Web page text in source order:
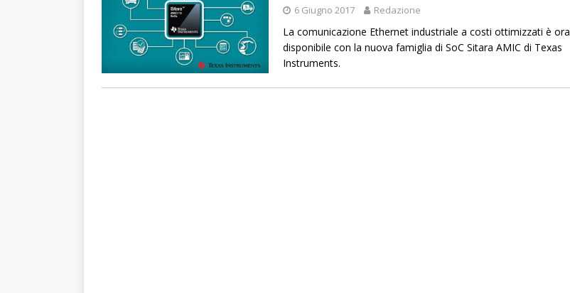
6 Giugno 2017 Redazione
La comunicazione Ethernet industriale a costi ottimizzati è ora
disponibile con la nuova famiglia di SoC Sitara AMIC di Texas
Instruments.